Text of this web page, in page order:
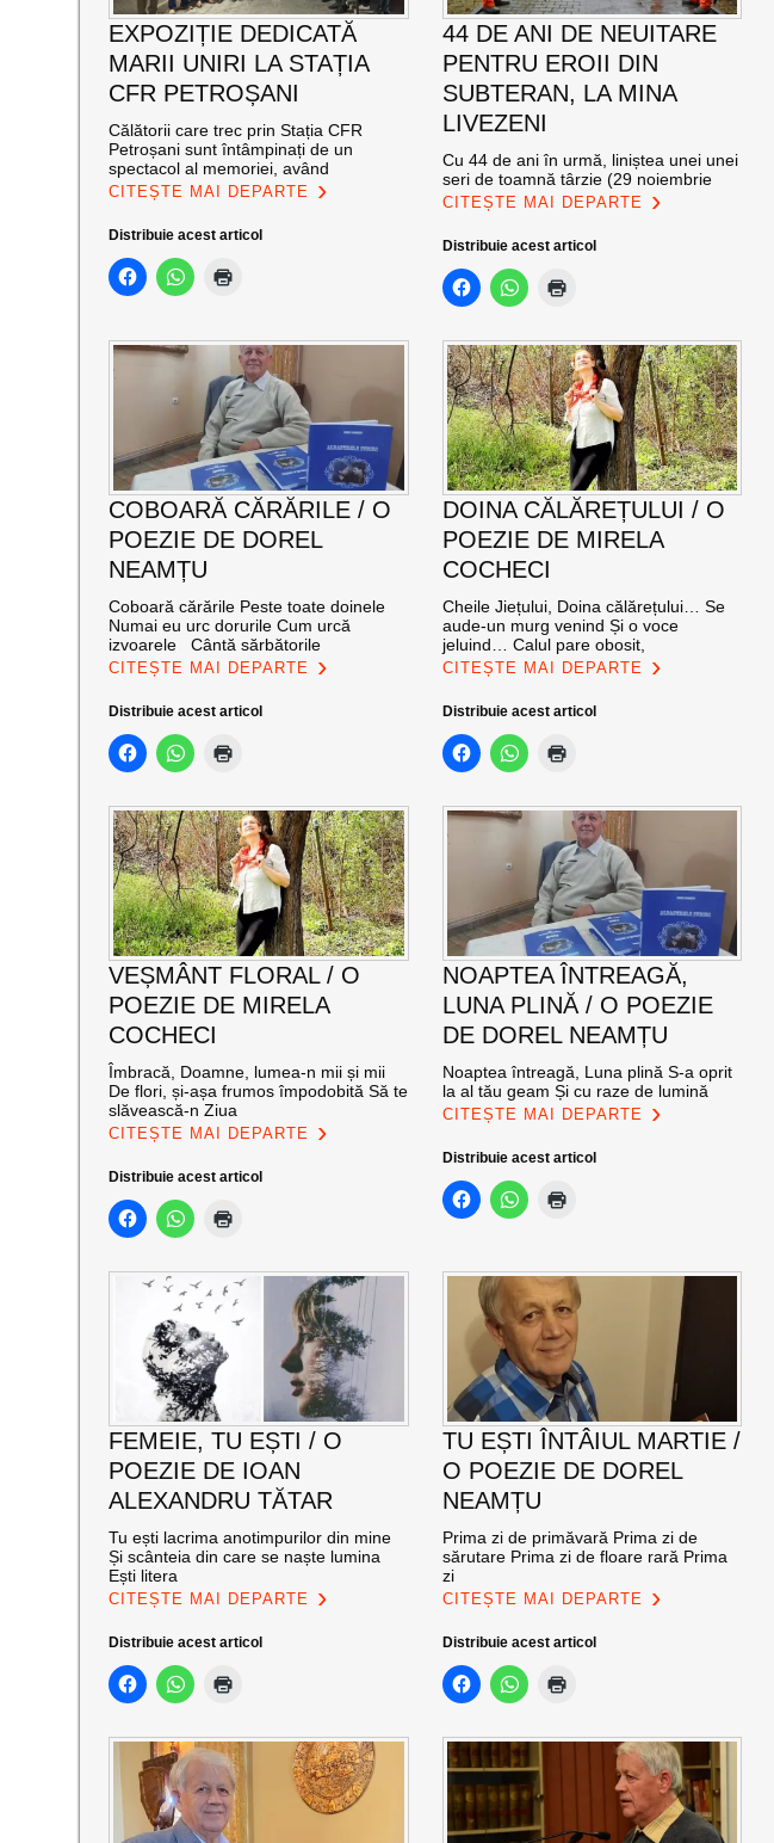
EXPOZIȚIE DEDICATĂ
MARII UNIRI LA STAȚIA
CFR PETROȘANI
Călătorii care trec prin Stația CFR
Petroșani sunt întâmpinați de un
spectacol al memoriei, având
CITEȘTE MAI DEPARTE
Distribuie acest articol
44 DE ANI DE NEUITARE
PENTRU EROII DIN
SUBTERAN, LA MINA
LIVEZENI
Cu 44 de ani în urmă, liniștea unei unei
seri de toamnă târzie (29 noiembrie
CITEȘTE MAI DEPARTE
Distribuie acest articol
COBOARĂ CĂRĂRILE / O
POEZIE DE DOREL
NEAMȚU
Coboară cărările Peste toate doinele
Numai eu urc dorurile Cum urcă
izvoarele Cântă sărbătorile
CITEȘTE MAI DEPARTE
Distribuie acest articol
DOINA CĂLĂREȚULUI / O
POEZIE DE MIRELA
COCHECI
Cheile Jiețului, Doina călărețului… Se
aude-un murg venind Și o voce
jeluind… Calul pare obosit,
CITEȘTE MAI DEPARTE
Distribuie acest articol
VEȘMÂNT FLORAL / O
POEZIE DE MIRELA
COCHECI
Îmbracă, Doamne, lumea-n mii și mii
De flori, și-așa frumos împodobită Să te
slăvească-n Ziua
CITEȘTE MAI DEPARTE
Distribuie acest articol
NOAPTEA ÎNTREAGĂ,
LUNA PLINĂ / O POEZIE
DE DOREL NEAMȚU
Noaptea întreagă, Luna plină S-a oprit
la al tău geam Și cu raze de lumină
CITEȘTE MAI DEPARTE
Distribuie acest articol
FEMEIE, TU EȘTI / O
POEZIE DE IOAN
ALEXANDRU TĂTAR
Tu ești lacrima anotimpurilor din mine
Și scânteia din care se naște lumina
Ești litera
CITEȘTE MAI DEPARTE
Distribuie acest articol
TU EȘTI ÎNTÂIUL MARTIE /
O POEZIE DE DOREL
NEAMȚU
Prima zi de primăvară Prima zi de
sărutare Prima zi de floare rară Prima
zi
CITEȘTE MAI DEPARTE
Distribuie acest articol